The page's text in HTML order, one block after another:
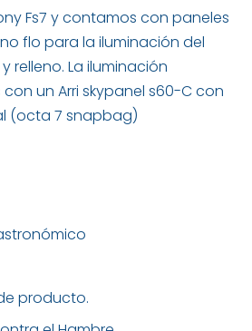
Fs7 y contamos con paneles
flo para la iluminación del
relleno. La iluminación
un Arri skypanel s60-C con
(octa 7 snapbag)
producto.